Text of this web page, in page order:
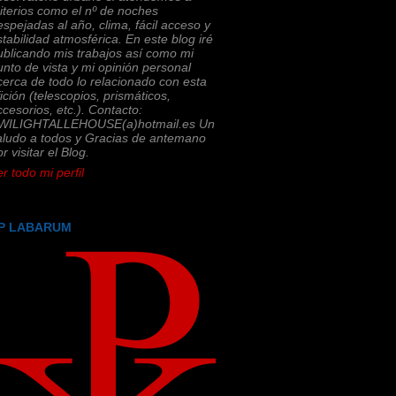
como el nº de noches
al año, clima, fácil acceso y
atmosférica. En este blog iré
mis trabajos así como mi
de vista y mi opinión personal
de todo lo relacionado con esta
(telescopios, prismáticos,
etc.). Contacto:
Un
a todos y Gracias de antemano
visitar el Blog.
todo mi perfil
LABARUM